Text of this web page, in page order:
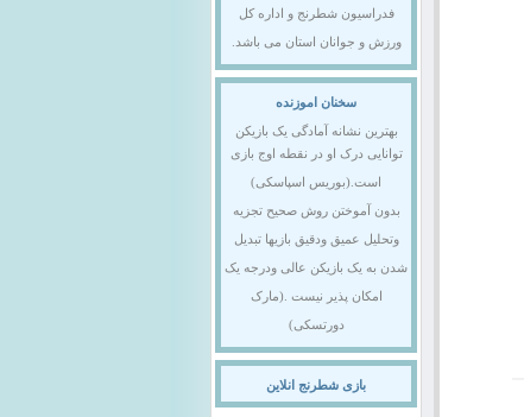
فدراسیون شطرنج و اداره کل
ورزش و جوانان استان می باشد.
سخنان اموزنده
بهترین نشانه آمادگی یک بازیکن
توانایی درک او در نقطه اوج بازی
است.(بوریس اسپاسکی)
بدون آموختن روش صحیح تجزیه
وتحلیل عمیق ودقیق بازیها تبدیل
شدن به یک بازیکن عالی ودرجه یک
امکان پذیر نیست .(مارک
دورتسکی)
بازی شطرنج انلاین